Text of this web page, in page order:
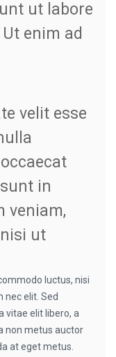
ut labore
enim ad
velit esse
in
veniam,
ut
luctus, nisi
nec elit. Sed
vitae elit libero, a
non metus auctor
at eget metus.